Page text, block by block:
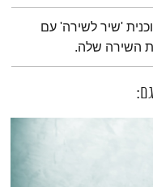
'שיר לשירה' עם
השירה שלה.